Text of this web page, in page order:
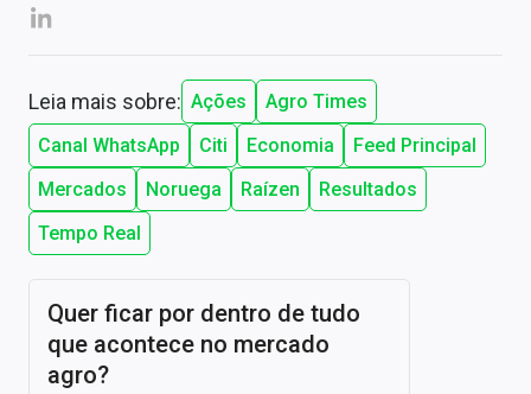
Leia mais sobre: Ações
Agro Times
Canal WhatsApp
Citi Economia
Feed Principal
Mercados
Noruega Raízen
Resultados
Tempo Real
Quer ficar por dentro de tudo
que acontece no mercado
agro?